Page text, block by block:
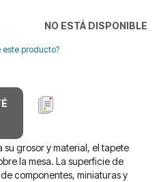
NO ESTÁ DISPONIBLE
este producto?
grosor y material, el tapete
la mesa. La superficie de
componentes, miniaturas y